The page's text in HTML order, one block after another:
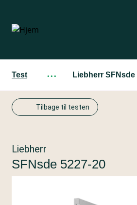
hovedindhold
Test ··· Liebherr SFNsde
Tilbage til testen
Liebherr
SFNsde 5227-20